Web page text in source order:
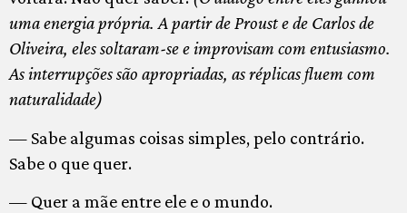
uma energia própria. A partir de Proust e de Carlos de
Oliveira, eles soltaram-se e improvisam com entusiasmo.
As interrupções são apropriadas, as réplicas fluem com
naturalidade)
— Sabe algumas coisas simples, pelo contrário.
Sabe o que quer.
— Quer a mãe entre ele e o mundo.